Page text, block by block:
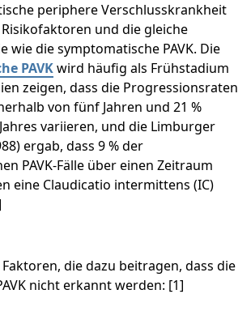
periphere Verschlusskrankheit
und die gleiche
wie die symptomatische PAVK. Die
PAVKwird häufig als Frühstadium
zeigen, dass die Progressionsraten
von fünf Jahren und 21 %
variieren, und die Limburger
ergab, dass 9 % der
PAVK-Fälle über einen Zeitraum
eine Claudicatio intermittens (IC)
die dazu beitragen, dass die
nicht erkannt werden: [1]